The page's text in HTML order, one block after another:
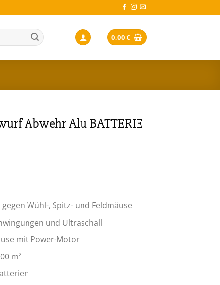
0,00€
Abwehr Alu BATTERIE
Wühl-, Spitz- und Feldmäuse
und Ultraschall
mit Power-Motor
m²